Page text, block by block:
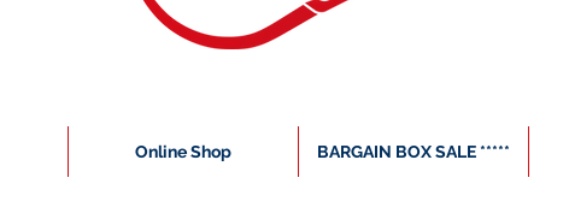
Online Shop BARGAIN BOX SALE *****